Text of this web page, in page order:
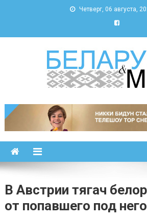
Четверг, 06 августа,
Беларусь и мир
В Австрии тягач
от попавшего под